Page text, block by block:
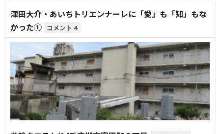
津田大介・あいちトリエンナーレに「愛」も「知」もな
かった①
4